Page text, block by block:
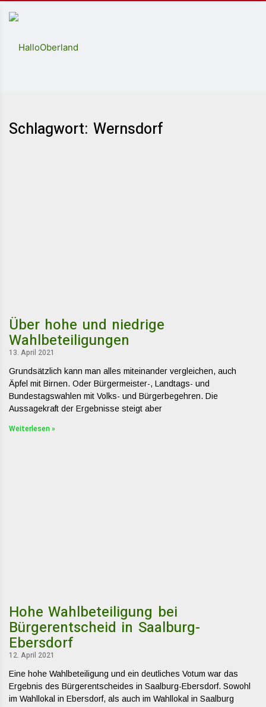
Schlagwort: Wernsdorf
Über hohe und niedrige
Wahlbeteiligungen
13. April 2021
Grundsätzlich kann man alles miteinander vergleichen, auch
Äpfel mit Birnen. Oder Bürgermeister-, Landtags- und
Bundestagswahlen mit Volks- und Bürgerbegehren. Die
Aussagekraft der Ergebnisse steigt aber
Weiterlesen »
Hohe Wahlbeteiligung bei
Bürgerentscheid in Saalburg-
Ebersdorf
12. April 2021
Eine hohe Wahlbeteiligung und ein deutliches Votum war das
Ergebnis des Bürgerentscheides in Saalburg-Ebersdorf. Sowohl
im Wahllokal in Ebersdorf, als auch im Wahllokal in Saalburg